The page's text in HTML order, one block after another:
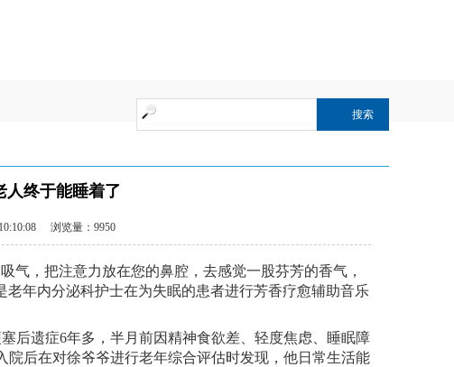
融合”生动注解
人终于能睡着了
浏览量：9950
气，把注意力放在您的鼻腔，去感觉一股芬芳的香气，
老年内分泌科护士在为失眠的患者进行芳香疗愈辅助音乐
后遗症6年多 ， 半月前因精神食欲差、轻度焦虑、睡眠障
院后在对徐爷爷进行老年综合评估时发现 ，他日常生活能